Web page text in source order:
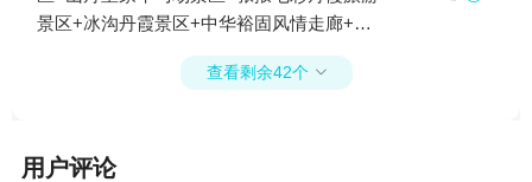
景区+冰沟丹霞景区+中华裕固风情走廊+平
山湖大峡谷+巴尔斯圣山景区+巴尔斯雪山1日
查看剩余42个 
用户评论